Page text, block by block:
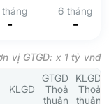
-
6 tháng
-
vị GTGD: x 1 tỷ vnđ
KLGD
GTGD
Thoả
thuận
KLGD
Thoả
thuận